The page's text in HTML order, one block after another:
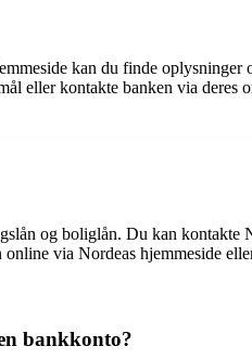
kan du finde oplysninger
eller kontakte banken via deres
og boliglån. Du kan
via Nordeas hjemmeside
bankkonto?